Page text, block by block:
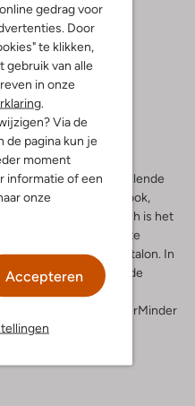
gedrag voor
Door
te klikken,
gebruik van alle
in onze
.
Via de
de pagina kun je
moment
informatie of een
onze
Accepteren
met verschillende
aan een stoere look,
een fijne jeans. Toch is het
op andere manieren te
rok of nette pantalon. In
van verschillende
MeerMinder